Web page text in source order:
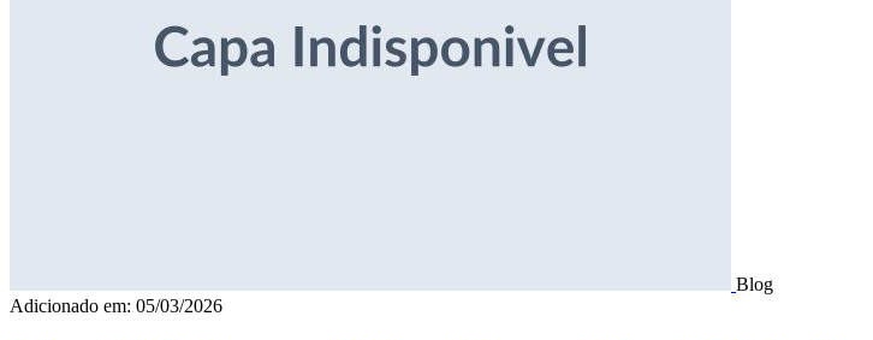
Blog
Adicionado em: 05/03/2026